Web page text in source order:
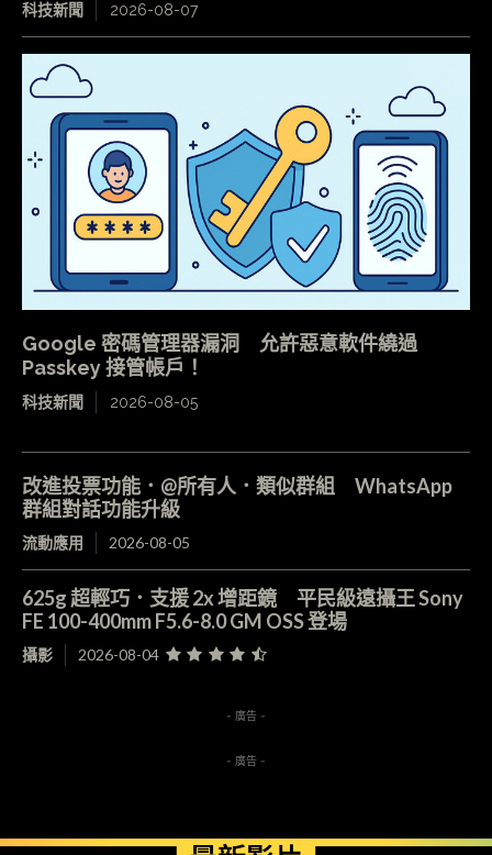
科技新聞 2026-08-07
Google 密碼管理器漏洞 允許惡意軟件繞過
Passkey 接管帳戶！
科技新聞 2026-08-05
改進投票功能．@所有人．類似群組 WhatsApp
群組對話功能升級
流動應用 2026-08-05
625g 超輕巧．支援 2x 增距鏡 平民級遠攝王 Sony
FE 100-400mm F5.6-8.0 GM OSS 登場
攝影 2026-08-04
- 廣告 -
- 廣告 -